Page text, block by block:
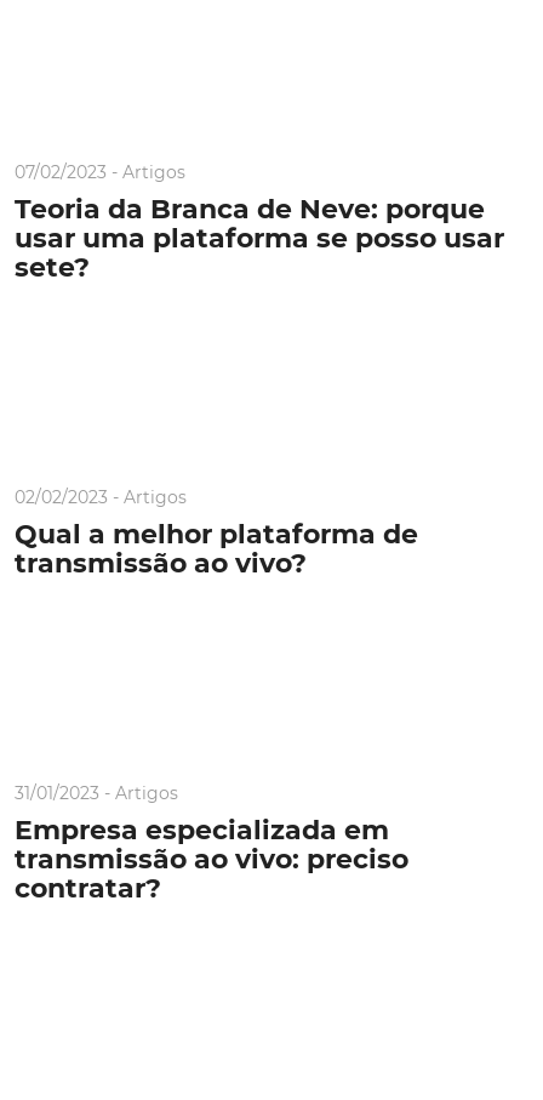
07/02/2023 - Artigos
Teoria da Branca de Neve: porque
usar uma plataforma se posso usar
sete?
02/02/2023 - Artigos
Qual a melhor plataforma de
transmissão ao vivo?
31/01/2023 - Artigos
Empresa especializada em
transmissão ao vivo: preciso
contratar?